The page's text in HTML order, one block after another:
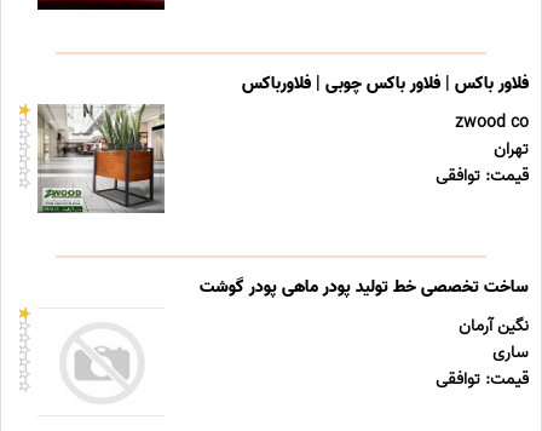
فلاور باکس | فلاور باکس چوبی | فلاورباکس
zwood co
تهران
قیمت: توافقی
ساخت تخصصی خط تولید پودر ماهی پودر گوشت
نگین آرمان
ساری
قیمت: توافقی